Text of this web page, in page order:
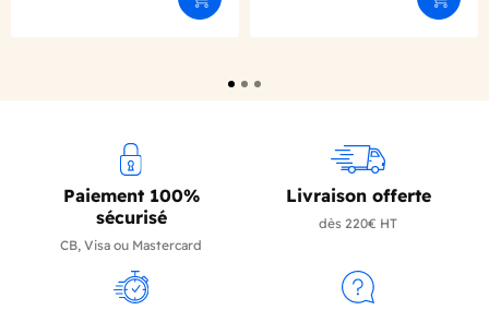
Ajouter au panier
Paiement 100%
sécurisé
CB, Visa ou Mastercard
Livraison offerte
dès 220€ HT